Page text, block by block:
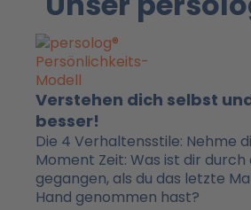
Verstehen dich selbst
besser!
Die 4 Verhaltensstile: Nehme
Moment Zeit: Was ist dir durch
gegangen, als du das letzte
Hand genommen hast?